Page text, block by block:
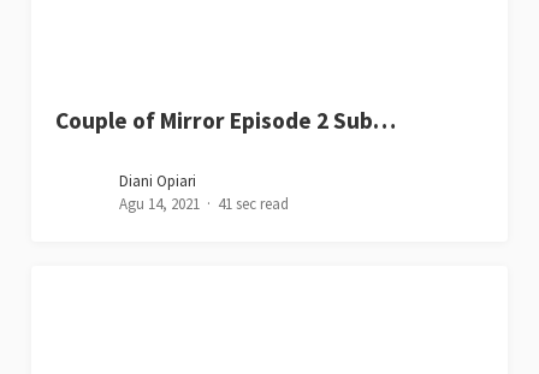
Couple of Mirror Episode 2 Sub…
Diani Opiari
Agu 14, 2021
41 sec read